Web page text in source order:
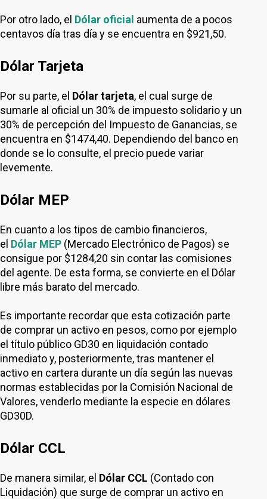
Por otro lado, el Dólar oficial aumenta de a pocos
centavos día tras día y se encuentra en $921,50.
Dólar Tarjeta
Por su parte, el Dólar tarjeta, el cual surge de
sumarle al oficial un 30% de impuesto solidario y un
30% de percepción del Impuesto de Ganancias, se
encuentra en $1474,40. Dependiendo del banco en
donde se lo consulte, el precio puede variar
levemente.
Dólar MEP
En cuanto a los tipos de cambio financieros,
el Dólar MEP (Mercado Electrónico de Pagos) se
consigue por $1284,20 sin contar las comisiones
del agente. De esta forma, se convierte en el Dólar
libre más barato del mercado.
Es importante recordar que esta cotización parte
de comprar un activo en pesos, como por ejemplo
el título público GD30 en liquidación contado
inmediato y, posteriormente, tras mantener el
activo en cartera durante un día según las nuevas
normas establecidas por la Comisión Nacional de
Valores, venderlo mediante la especie en dólares
GD30D.
Dólar CCL
De manera similar, el Dólar CCL (Contado con
Liquidación) que surge de comprar un activo en